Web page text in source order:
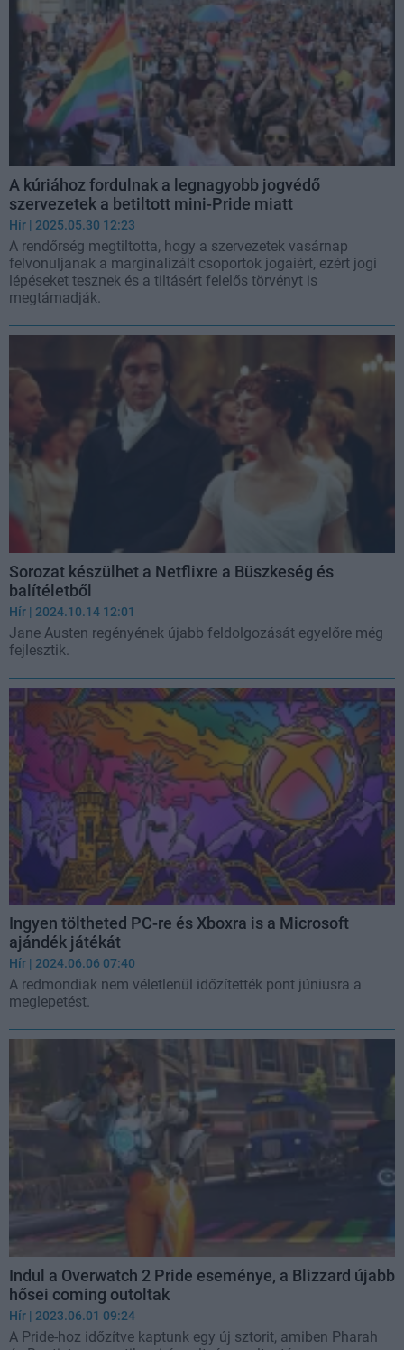
A kúriához fordulnak a legnagyobb jogvédő
szervezetek a betiltott mini-Pride miatt
Hír | 2025.05.30 12:23
A rendőrség megtiltotta, hogy a szervezetek vasárnap
felvonuljanak a marginalizált csoportok jogaiért, ezért jogi
lépéseket tesznek és a tiltásért felelős törvényt is
megtámadják.
Sorozat készülhet a Netflixre a Büszkeség és
balítéletből
Hír | 2024.10.14 12:01
Jane Austen regényének újabb feldolgozását egyelőre még
fejlesztik.
Ingyen töltheted PC-re és Xboxra is a Microsoft
ajándék játékát
Hír | 2024.06.06 07:40
A redmondiak nem véletlenül időzítették pont júniusra a
meglepetést.
Indul a Overwatch 2 Pride eseménye, a Blizzard újabb
hősei coming outoltak
Hír | 2023.06.01 09:24
A Pride-hoz időzítve kaptunk egy új sztorit, amiben Pharah